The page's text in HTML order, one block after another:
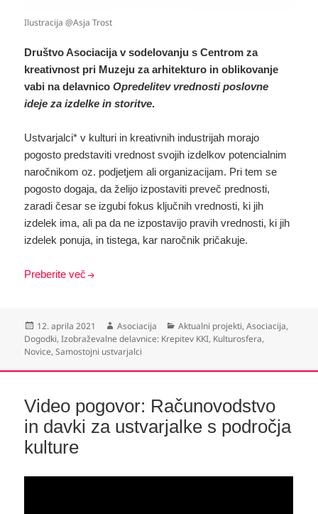
Ilustracija @Asja Trost
Društvo Asociacija v sodelovanju s Centrom za
kreativnost pri Muzeju za arhitekturo in oblikovanje
vabi na delavnicoOpredelitev vrednosti poslovne
ideje za izdelke in storitve.
Ustvarjalci* v kulturi in kreativnih industrijah morajo
pogosto predstaviti vrednost svojih izdelkov potencialnim
naročnikom oz. podjetjem ali organizacijam. Pri tem se
pogosto dogaja, da želijo izpostaviti preveč prednosti,
zaradi česar se izgubi fokus ključnih vrednosti, ki jih
izdelek ima, ali pa da ne izpostavijo pravih vrednosti, ki jih
izdelek ponuja, in tistega, kar naročnik pričakuje.
Preberite več
Objavljeno
dne
12. aprila 2021 Avtor
Asociacija Kategorije
Aktualni projekti,Asociacija,
Dogodki,Izobraževalne delavnice: Krepitev KKI, Kulturosfera,
Novice,Samostojni ustvarjalci
Video pogovor: Računovodstvo
in davki za ustvarjalke s področja
kulture